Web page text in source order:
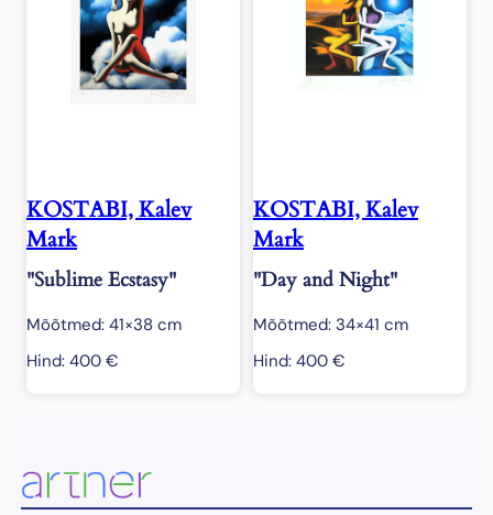
KOSTABI, Kalev
Mark
"Sublime Ecstasy"
Mõõtmed: 41×38 cm
Hind: 400 €
KOSTABI, Kalev
Mark
"Day and Night"
Mõõtmed: 34×41 cm
Hind: 400 €